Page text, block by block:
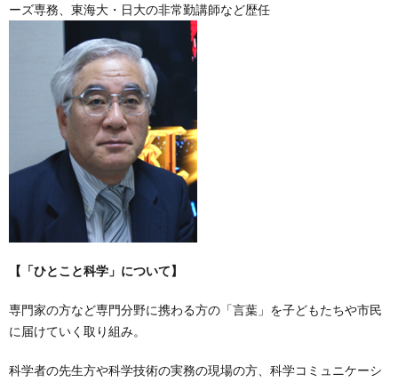
ーズ専務、東海大・日大の非常勤講師など歴任
【「ひとこと科学」について】
専門家の方など専門分野に携わる方の「言葉」を子どもたちや市民
に届けていく取り組み。
科学者の先生方や科学技術の実務の現場の方、科学コミュニケーシ